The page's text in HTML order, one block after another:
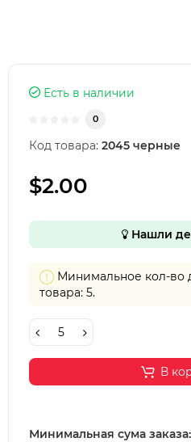
Есть в наличии
0
Код товара: 2045 черные
$2.00
Нашли
Минимальное кол-во
товара: 5.
В
Минимальная сума заказа: